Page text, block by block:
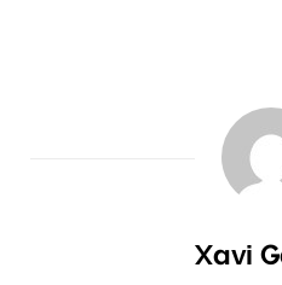
Xavi